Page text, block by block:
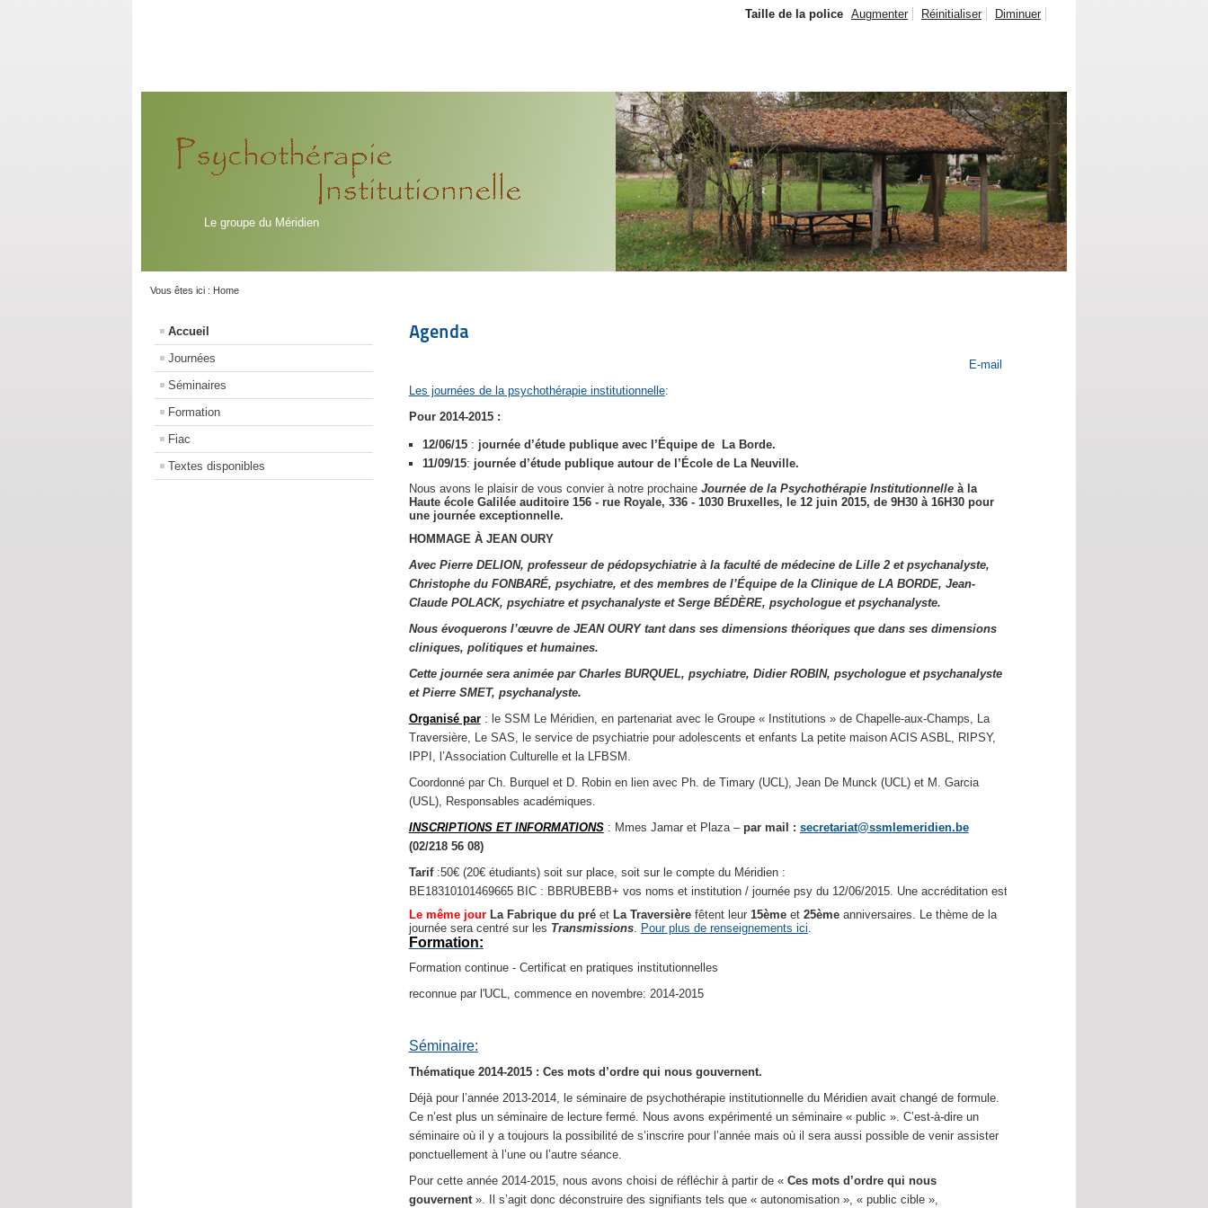
Le groupe du Méridien
Taille de la police Augmenter Réinitialiser Diminuer
Vous êtes ici : Home
Accueil
Journées
Séminaires
Formation
Fiac
Textes disponibles
Agenda
E-mail
Les journées de la psychothérapie institutionnelle:
Pour 2014-2015 :
12/06/15: journée d’étude publique avec l’Équipe de La Borde.
11/09/15: journée d’étude publique autour de l’École de La Neuville.
Nous avons le plaisir de vous convier à notre prochaine Journée de la Psychothérapie Institutionnelleà la
Haute école Galilée​ ​auditoire 156​ ​- rue Royale, 336 - 1030 Bruxelles, le 12 juin 2015, de 9H30 à 16H30 pour
une journée exceptionnelle.
HOMMAGE À JEAN OURY
Avec Pierre DELION, professeur de pédopsychiatrie à la faculté de médecine de Lille 2 et psychanalyste,
Christophe du FONBARÉ, psychiatre, et des membres de l’Équipe de la Clinique de LA BORDE, Jean-
Claude POLACK, psychiatre et psychanalyste et Serge BÉDÈRE, psychologue et psychanalyste.
Nous évoquerons l’œuvre de JEAN OURY tant dans ses dimensions théoriques que dans ses dimensions
cliniques, politiques et humaines.
Cette journée sera animée par Charles BURQUEL, psychiatre, Didier ROBIN, psychologue et psychanalyste
et Pierre SMET, psychanalyste.
Organisé par: le SSM Le Méridien, en partenariat avec le Groupe « Institutions » de Chapelle-aux-Champs, La
Traversière, Le SAS, le service de psychiatrie pour adolescents et enfants La petite maison ACIS ASBL, RIPSY,
IPPI, l’Association Culturelle et la LFBSM.
Coordonné par Ch. Burquel et D. Robin en lien avec Ph. de Timary (UCL), Jean De Munck (UCL) et M. Garcia
(USL), Responsables académiques.
INSCRIPTIONS ET INFORMATIONS: Mmes Jamar et Plaza – par mail : secretariat@ssmlemeridien.be
(02/218 56 08)
Tarif:50€ (20€ étudiants) soit sur place, soit sur le compte du Méridien :
BE18310101469665 BIC : BBRUBEBB+ vos noms et institution / journée psy du 12/06/2015. Une accréditation est demandée.
Le même jour La Fabrique du préet La Traversièrefêtent leur 15èmeet 25èmeanniversaires. Le thème de la
journée sera centré sur les Transmissions. Pour plus de renseignements ici.
Formation:
Formation continue - Certificat en pratiques institutionnelles
reconnue par l'UCL, commence en novembre: 2014-2015
Séminaire:
Thématique 2014-2015 : Ces mots d’ordre qui nous gouvernent.
Déjà pour l’année 2013-2014, le séminaire de psychothérapie institutionnelle du Méridien avait changé de formule.
Ce n’est plus un séminaire de lecture fermé. Nous avons expérimenté un séminaire « public ». C’est-à-dire un
séminaire où il y a toujours la possibilité de s’inscrire pour l’année mais où il sera aussi possible de venir assister
ponctuellement à l’une ou l’autre séance.
Pour cette année 2014-2015, nous avons choisi de réfléchir à partir de «Ces mots d’ordre qui nous
gouvernent ». Il s’agit donc déconstruire des signifiants tels que « autonomisation », « public cible »,